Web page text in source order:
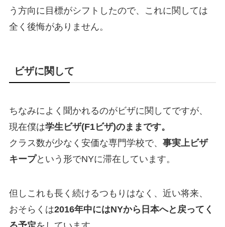
う方向に目標がシフトしたので、これに関しては
全く後悔がありません。
ビザに関して
ちなみによく聞かれるのがビザに関してですが、
現在僕は学生ビザ(F1ビザ)のままです。
クラス数が少なく安価な専門学校で、 事実上ビザ
キープという形でNYに滞在しています。
但しこれも長く続けるつもりはなく、近い将来、
おそらくは2016年中にはNYから日本へと戻ってく